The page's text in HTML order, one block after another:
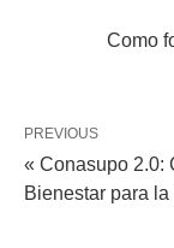
Como
PREVIOUS
« Conasupo 2.0:
Bienestar para